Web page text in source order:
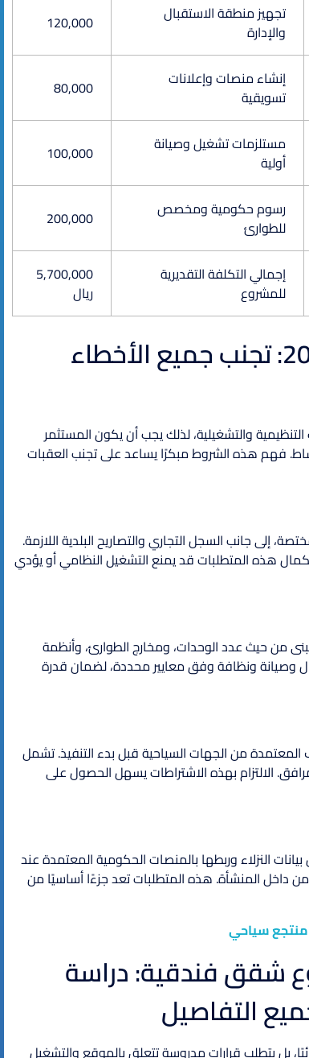
تجهيز منطقة الاستقبال
والإدارة
120,000
إنشاء منصات وإعلانات
تسويقية
80,000
مستلزمات تشغيل وصيانة
أولية
100,000
رسوم حكومية ومخصص
للطوارئ
200,000
إجمالي التكلفة التقديرية
للمشروع
5,700,000
ريال
شروط فتح مشروع شقق فندقية 2026: تجنب جميع الأخطاء
والتشغيلية، لذلك يجب أن يكون المستثمر
فهم هذه الشروط مبكرًا يساعد على تجنب العقبات
إلى جانب السجل التجاري والتصاريح البلدية اللازمة.
هذه المتطلبات قد يمنع التشغيل النظامي أو يؤدي
من حيث عدد الوحدات، ومخارج الطوارئ، وأنظمة
وصيانة ونظافة وفق معايير محددة، لضمان قدرة
من الجهات السياحية قبل بدء التنفيذ. تشمل
الالتزام بهذه الاشتراطات يسهل الحصول على
النزلاء وربطها بالمنصات الحكومية المعتمدة عند
داخل المنشأة. هذه المتطلبات تعد جزءًا أساسيًا من
سياحي
شقق فندقية: دراسة
التفاصيل
بل يتطلب قرارات مدروسة تتعلق بالموقع والتشغيل